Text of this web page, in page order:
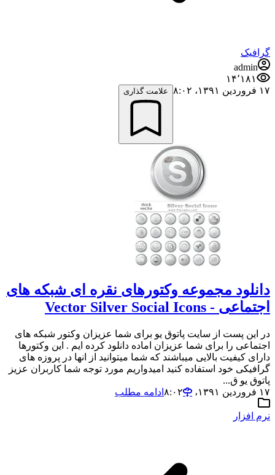
گرافیک
admin
۱۴٬۱۸۱
۱۷ فروردین ۱۳۹۱،‏ ۸:۰۲
علامت گذاری
دانلود مجموعه وکتورهای نقره ای شبکه های
اجتماعی - Vector Silver Social Icons
در این پست از سایت پاتوق یو برای شما عزیزان وکتور شبکه های
اجتماعی را برای شما عزیزان اماده دانلود کرده ایم . این وکتورها
دارای کیفیت بالایی میباشند که شما میتوانید از انها در پروزه های
گرافیکی خود استفاده کنید امیدواریم مورد توجه شما کاربران عزیز
پاتوق یو ق...
۱۷ فروردین ۱۳۹۱،‏ ۸:۰۲
ادامه مطلب
نرم افزار